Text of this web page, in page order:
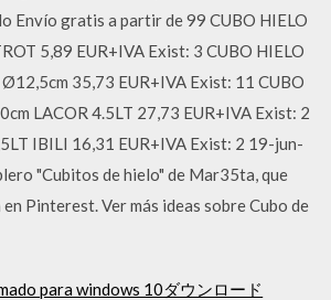
Envío gratis a partir de 99 CUBO HIELO
5,89 EUR+IVA Exist: 3 CUBO HIELO
35,73 EUR+IVA Exist: 11 CUBO
LACOR 4.5LT 27,73 EUR+IVA Exist: 2
IBILI 16,31 EUR+IVA Exist: 2 19-jun-
"Cubitos de hielo" de Mar35ta, que
Pinterest. Ver más ideas sobre Cubo de
para windows 10ダウンロード